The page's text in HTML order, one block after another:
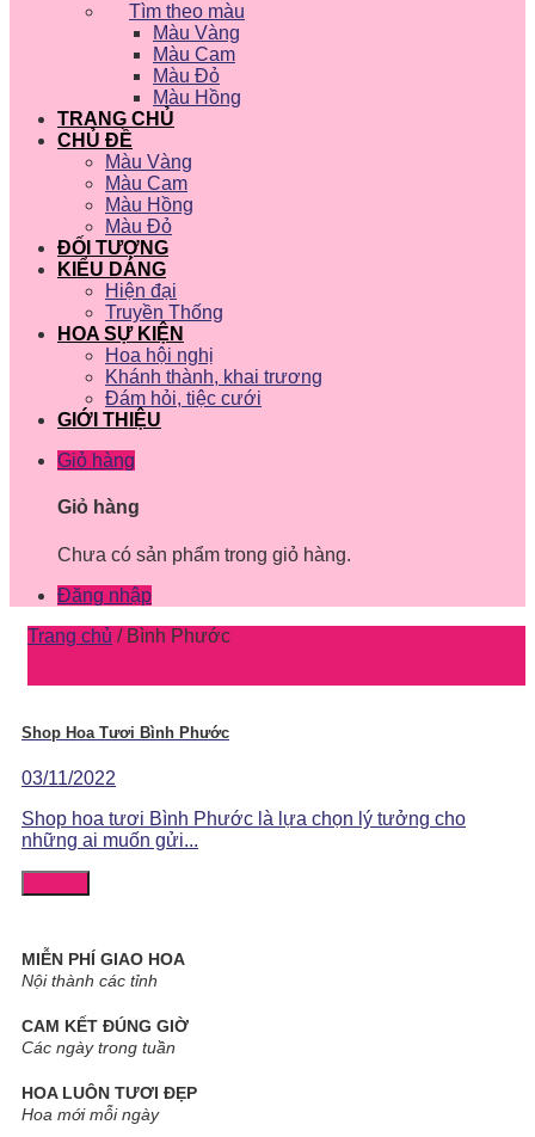
Tìm theo màu
Màu Vàng
Màu Cam
Màu Đỏ
Màu Hồng
TRANG CHỦ
CHỦ ĐỀ
Màu Vàng
Màu Cam
Màu Hồng
Màu Đỏ
ĐỐI TƯỢNG
KIỂU DÁNG
Hiện đại
Truyền Thống
HOA SỰ KIỆN
Hoa hội nghị
Khánh thành, khai trương
Đám hỏi, tiệc cưới
GIỚI THIỆU
Giỏ hàng
Giỏ hàng
Chưa có sản phẩm trong giỏ hàng.
Đăng nhập
Trang chủ /Bình Phước
Shop Hoa Tươi Bình Phước
03/11/2022
Shop hoa tươi Bình Phước là lựa chọn lý tưởng cho
những ai muốn gửi...
MIỄN PHÍ GIAO HOA
Nội thành các tỉnh
CAM KẾT ĐÚNG GIỜ
Các ngày trong tuần
HOA LUÔN TƯƠI ĐẸP
Hoa mới mỗi ngày